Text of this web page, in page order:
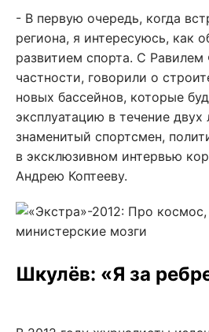
- В первую очередь, когда
региона, я интересуюсь, как
развитием спорта. С
частности, говорили о
новых бассейнов, которые
эксплуатацию в течение двух
знаменитый спортсмен,
в эксклюзивном интервью
Андрею Коптееву.
Шкулёв: «Я за